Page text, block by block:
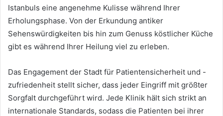
Istanbuls eine angenehme Kulisse während Ihrer
Erholungsphase. Von der Erkundung antiker
Sehenswürdigkeiten bis hin zum Genuss köstlicher Küche
gibt es während Ihrer Heilung viel zu erleben.
Das Engagement der Stadt für Patientensicherheit und -
zufriedenheit stellt sicher, dass jeder Eingriff mit größter
Sorgfalt durchgeführt wird. Jede Klinik hält sich strikt an
internationale Standards, sodass die Patienten bei ihrer